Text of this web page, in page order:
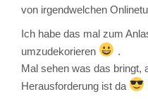
von irgendwelchen
Ich habe das mal zum
umzudekorieren
.
Mal sehen was das bringt,
Herausforderung ist da